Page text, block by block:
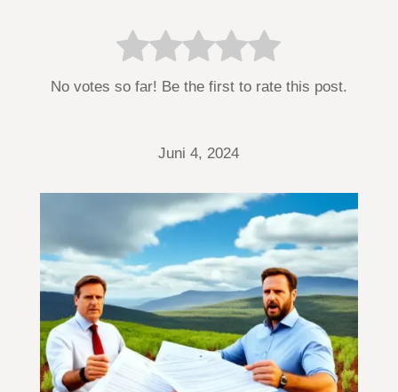
No votes so far! Be the first to rate this post.
Juni 4, 2024